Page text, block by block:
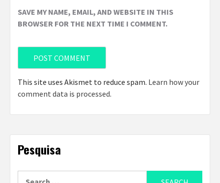
SAVE MY NAME, EMAIL, AND WEBSITE IN THIS
BROWSER FOR THE NEXT TIME I COMMENT.
This site uses Akismet to reduce spam. Learn how your
comment data is processed.
Pesquisa